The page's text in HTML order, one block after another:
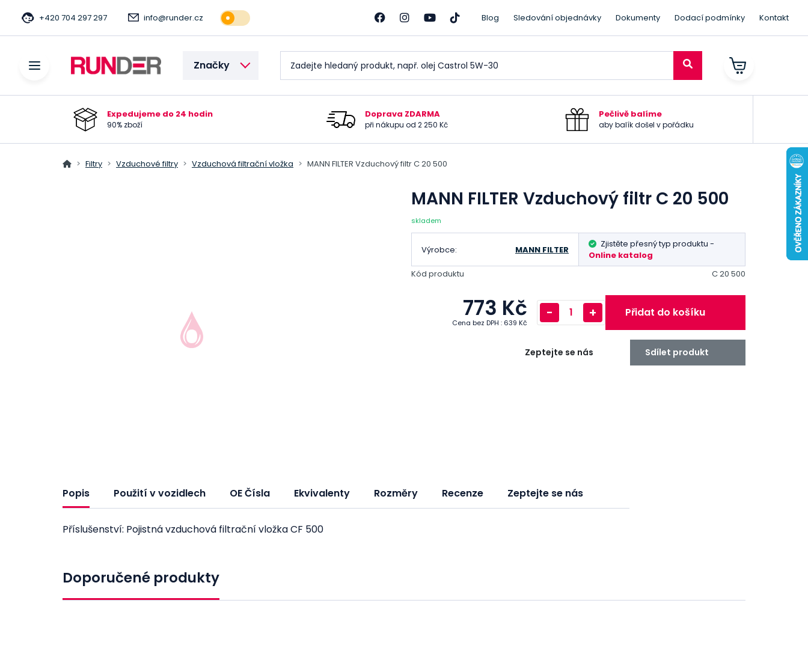
+420 704 297 297 info@runder.cz Blog Sledování objednávky Dokumenty Dodací podmínky Kontakt
Značky
Expedujeme do 24 hodin
90% zboží
Doprava ZDARMA
při nákupu od 2 250 Kč
Pečlivě balíme
aby balík došel v pořádku
Filtry Vzduchové filtry Vzduchová filtrační vložka MANN FILTER Vzduchový filtr C 20 500
MANN FILTER Vzduchový filtr C 20 500
skladem
Výrobce: MANN FILTER
Zjistěte přesný typ produktu -
Online katalog
Kód produktu
C 20 500
773 Kč
Cena bez DPH : 639 Kč
- + Přidat do košíku
Zeptejte se nás Sdílet produkt
Popis Použití v vozidlech OE Čísla Ekvivalenty Rozměry Recenze Zeptejte se nás
Příslušenství: Pojistná vzduchová filtrační vložka CF 500
Doporučené produkty